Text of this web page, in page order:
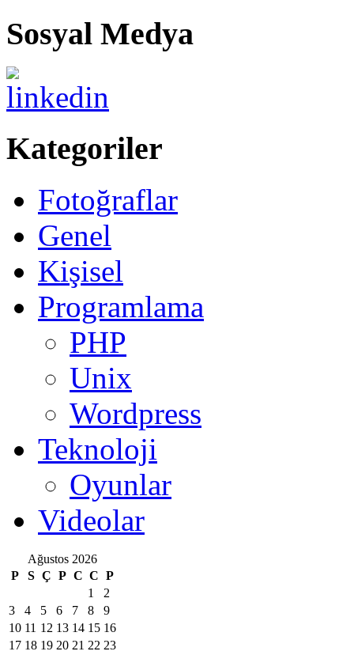
Sosyal Medya
Kategoriler
Fotoğraflar
Genel
Kişisel
Programlama
PHP
Unix
Wordpress
Teknoloji
Oyunlar
Videolar
Ağustos 2026
P
S Ç P C C P
1
2
3
4 5 6 7 8
9
10 11 12 13 14 15 16
17 18 19 20 21 22 23